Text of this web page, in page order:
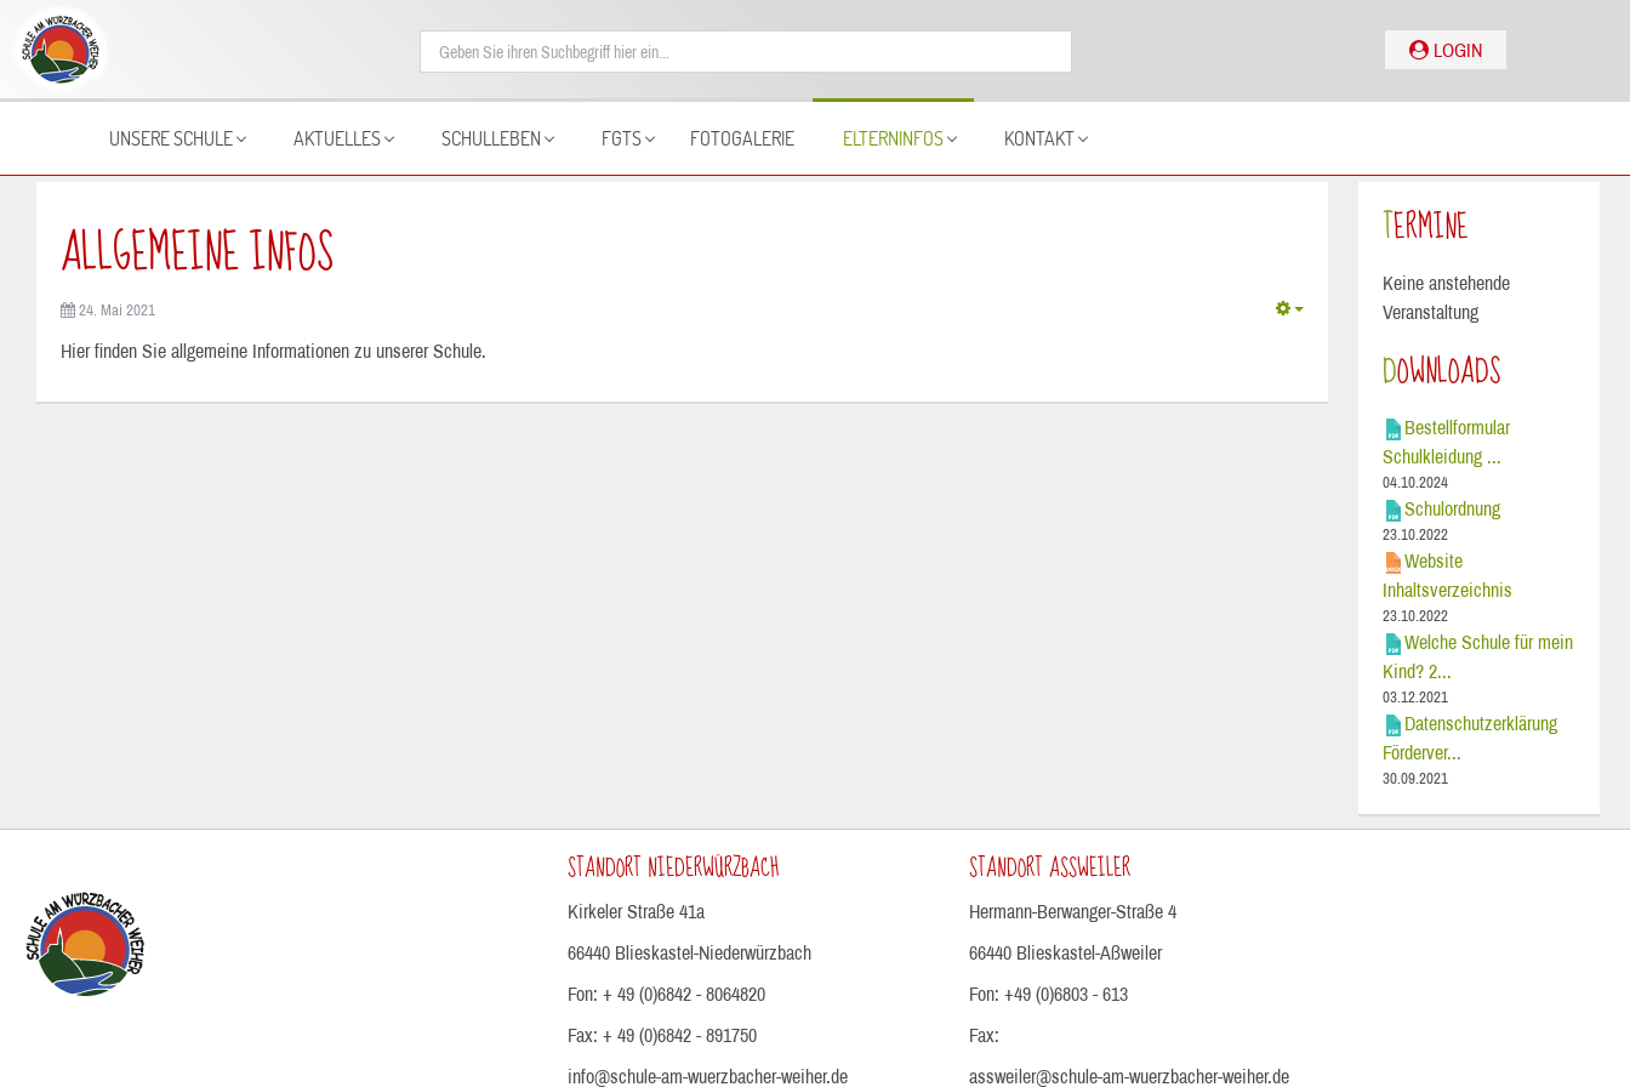
LOGIN
UNSERE SCHULE AKTUELLES SCHULLEBEN FGTS FOTOGALERIE ELTERNINFOS KONTAKT
ALLGEMEINE INFOS
24. Mai 2021
Hier finden Sie allgemeine Informationen zu unserer Schule.
TERMINE
Keine anstehende
Veranstaltung
DOWNLOADS
Bestellformular
Schulkleidung ...
04.10.2024
Schulordnung
23.10.2022
Website
Inhaltsverzeichnis
23.10.2022
Welche Schule für mein
Kind? 2...
03.12.2021
Datenschutzerklärung
Förderver...
30.09.2021
STANDORT NIEDERWÜRZBACH
Kirkeler Straße 41a
66440 Blieskastel-Niederwürzbach
Fon: + 49 (0)6842 - 8064820
Fax: + 49 (0)6842 - 891750
info@schule-am-wuerzbacher-weiher.de
STANDORT ASSWEILER
Hermann-Berwanger-Straße 4
66440 Blieskastel-Aßweiler
Fon: +49 (0)6803 - 613
Fax:
assweiler@schule-am-wuerzbacher-weiher.de